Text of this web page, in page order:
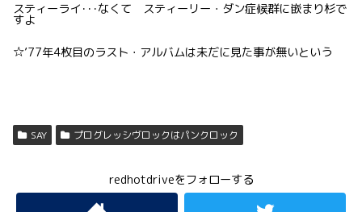
スティーライ･･･なくて スティーリー・ダン症候群に嵌まり杉で
すよ
☆’77年4枚目のラスト・アルバムは未だに見た事が無いという
SAY プログレッシヴロックはパンクロック
redhotdriveをフォローする